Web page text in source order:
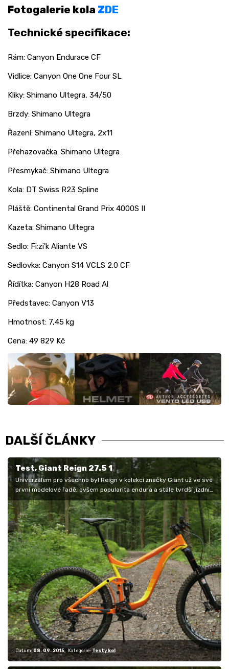
Fotogalerie kola ZDE
Technické specifikace:
Rám: Canyon Endurace CF
Vidlice: Canyon One One Four SL
Kliky: Shimano Ultegra, 34/50
Brzdy: Shimano Ultegra
Řazení: Shimano Ultegra, 2x11
Přehazovačka: Shimano Ultegra
Přesmykač: Shimano Ultegra
Kola: DT Swiss R23 Spline
Pláště: Continental Grand Prix 4000S II
Kazeta: Shimano Ultegra
Sedlo: Fi:zi'k Aliante VS
Sedlovka: Canyon S14 VCLS 2.0 CF
Řídítka: Canyon H28 Road Al
Představec: Canyon V13
Hmotnost: 7,45 kg
Cena: 49 829 Kč
DALŠÍ ČLÁNKY
Test, Giant Reign 27.5 1
Univerzálem pro všechno byl Reign v kolekci značky Giant už ve své
první modelové řadě, ovšem popularita endura a stále tvrdší jízdní
styl…
Datum: 08. 09. 2015 Kategorie: Testy kol